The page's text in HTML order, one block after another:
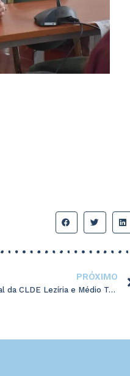
PRÓXIMO
Corta-Mato Distrital da CLDE Lezíria e Médio Tejo 2026